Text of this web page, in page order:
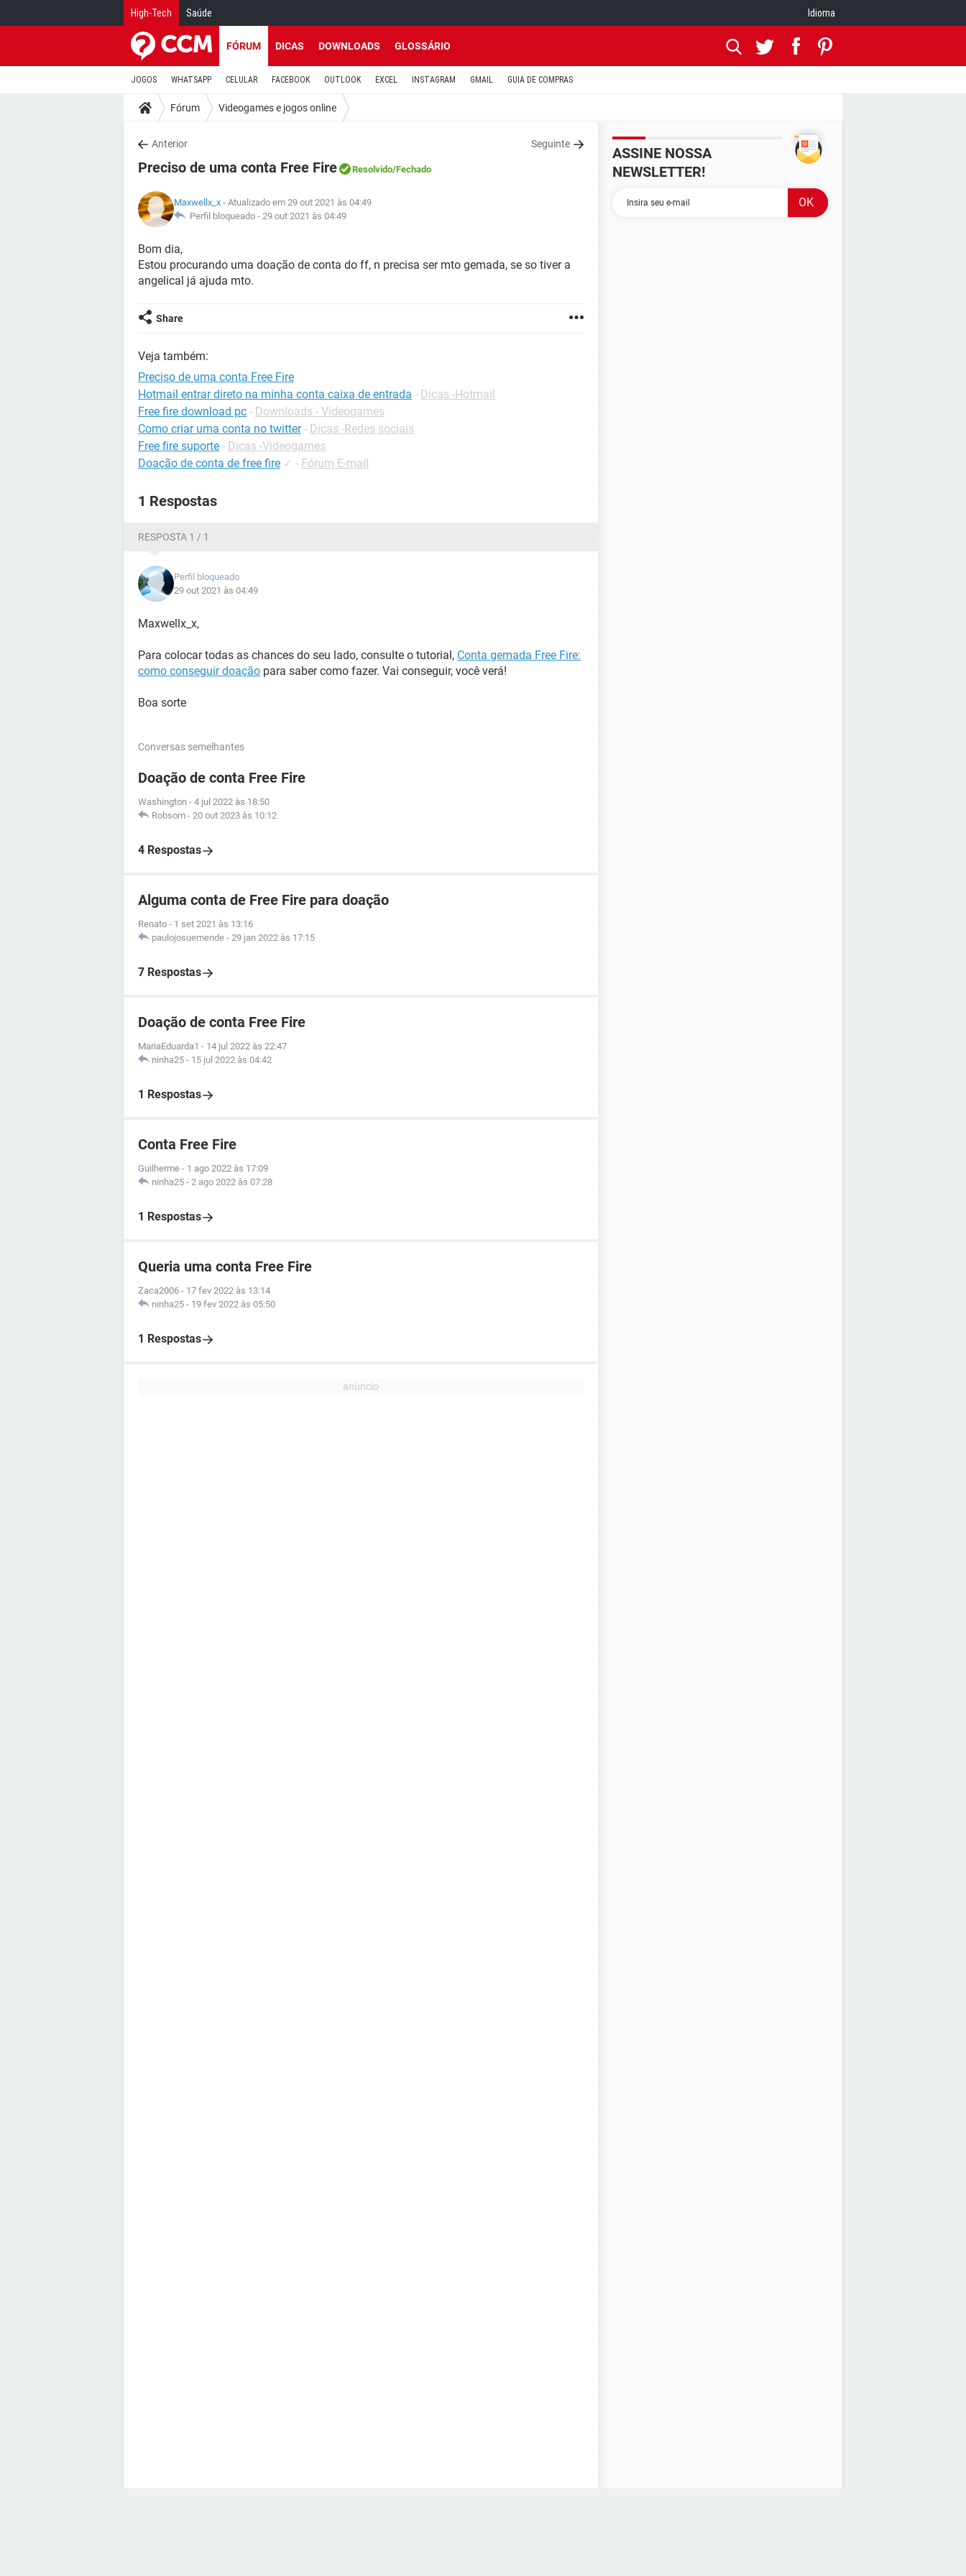
High-Tech Saúde Idioma
FÓRUM DICAS DOWNLOADS GLOSSÁRIO
JOGOS WHATSAPP CELULAR FACEBOOK OUTLOOK EXCEL INSTAGRAM GMAIL GUIA DE COMPRAS
Fórum Videogames e jogos online
Anterior Seguinte
Preciso de uma conta Free Fire Resolvido/Fechado
Maxwellx_x - Atualizado em 29 out 2021 às 04:49
Perfil bloqueado - 29 out 2021 às 04:49
Bom dia,
Estou procurando uma doação de conta do ff, n precisa ser mto gemada, se so tiver a
angelical já ajuda mto.
Share
Veja também:
Preciso de uma conta Free Fire
Hotmail entrar direto na minha conta caixa de entrada - Dicas -Hotmail
Free fire download pc - Downloads - Videogames
Como criar uma conta no twitter - Dicas -Redes sociais
Free fire suporte - Dicas -Videogames
Doação de conta de free fire ✓ - Fórum E-mail
1 Respostas
RESPOSTA 1 / 1
Perfil bloqueado
29 out 2021 às 04:49
Maxwellx_x,
Para colocar todas as chances do seu lado, consulte o tutorial, Conta gemada Free Fire:
como conseguir doação para saber como fazer. Vai conseguir, você verá!
Boa sorte
Conversas semelhantes
Doação de conta Free Fire
Washington - 4 jul 2022 às 18:50
Robsom - 20 out 2023 às 10:12
4 Respostas
Alguma conta de Free Fire para doação
Renato - 1 set 2021 às 13:16
paulojosuemende - 29 jan 2022 às 17:15
7 Respostas
Doação de conta Free Fire
MariaEduarda1 - 14 jul 2022 às 22:47
ninha25 - 15 jul 2022 às 04:42
1 Respostas
Conta Free Fire
Guilherme - 1 ago 2022 às 17:09
ninha25 - 2 ago 2022 às 07:28
1 Respostas
Queria uma conta Free Fire
Zaca2006 - 17 fev 2022 às 13:14
ninha25 - 19 fev 2022 às 05:50
1 Respostas
ASSINE NOSSA
NEWSLETTER!